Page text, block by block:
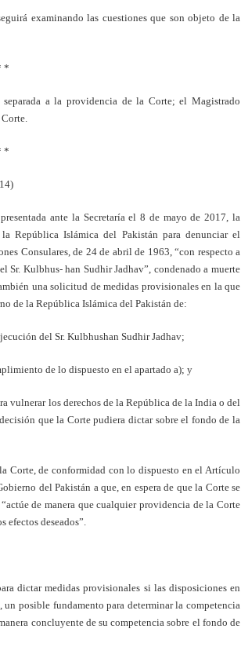
examinando las cuestiones que son objeto de la
*
a la providencia de la Corte; el Magistrado
*
ante la Secretaría el 8 de mayo de 2017, la
República Islámica del Pakistán para denunciar el
Consulares, de 24 de abril de 1963, “con respecto a
Kulbhus- han Sudhir Jadhav”, condenado a muerte
una solicitud de medidas provisionales en la que
de la República Islámica del Pakistán de:
del Sr. Kulbhushan Sudhir Jadhav;
de lo dispuesto en el apartado a); y
vulnerar los derechos de la República de la India o del
que la Corte pudiera dictar sobre el fondo de la
Corte, de conformidad con lo dispuesto en el Artículo
del Pakistán a que, en espera de que la Corte se
de manera que cualquier providencia de la Corte
deseados”.
dictar medidas provisionales si las disposiciones en
posible fundamento para determinar la competencia
concluyente de su competencia sobre el fondo de